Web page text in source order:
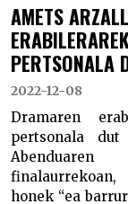
AMETS
PERTSONALA
2022-12-08
Dramaren
pertsonala
honek “ea